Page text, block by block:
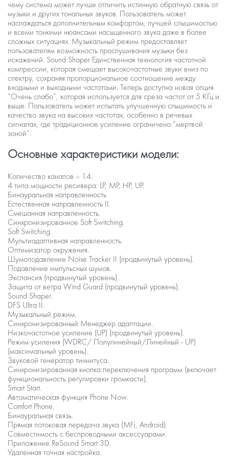
чему система может лучше отличить истинную обратную связь от
музыки и других тональных звуков. Пользователь может
наслаждаться дополнительным комфортом, лучшей слышимостью
и всеми тонкими нюансами насыщенного звука даже в более
сложных ситуациях. Музыкальный режим предоставляет
пользователям возможность прослушивания музыки без
искажений. Sound Shaper Единственная технология частотной
компрессии, которая смещает высокочастотные звуки вниз по
спектру, сохраняя пропорциональное соотношение между
входными и выходными частотами. Теперь доступна новая опция
“Очень слабо”, которая используется для среза частот от 5 КГц и
выше. Пользователь может испытать улучшенную слышимость и
качество звука на высоких частотах, особенно в речевых
сигналах, где традиционное усиление ограничено “мертвой
зоной”.
Основные характеристики модели:
Количество каналов – 14.
4 типа мощности ресивера: LP, MP, HP, UP.
Бинауральная направленность
Естественная направленность II.
Смешанная направленность.
Синхронизированное Soft Switching.
Soft Switching.
Мультиадаптивная направленность.
Оптимизатор окружения.
Шумоподавление Noise Tracker II (продвинутый уровень).
Подавление импульсных шумов.
Экспансия (продвинутый уровень).
Защита от ветра Wind Guard (продвинутый уровень).
Sound Shaper.
DFS Ultra II.
Музыкальный режим.
Синхронизированный Менеджер адаптации.
Низкочастотное усиление (UP) (продвинутый уровень).
Режим усиления (WDRC/ Полулинейный/Линейный - UP)
(максимальный уровень).
Звуковой генератор тиннитуса.
Синхронизированная кнопка переключения программ (включает
функциональность регулировки громкости).
Smart Start.
Автоматическая функция Phone Now.
Comfort Phone.
Бинауральная связь.
Прямая потоковая передача звука (MFi, Android).
Совместимость с беспроводными аксессуарами.
Приложение ReSound Smart 3D.
Удаленная точная настройка.